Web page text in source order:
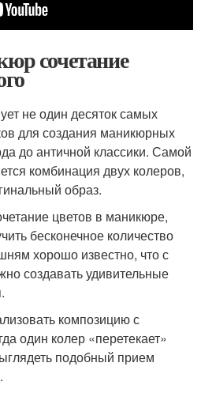
сочетание
не один десяток самых
для создания маникюрных
до античной классики. Самой
комбинация двух колеров,
образ.
цветов в маникюре,
бесконечное количество
хорошо известно, что с
создавать удивительные
композицию с
один колер «перетекает»
подобный прием